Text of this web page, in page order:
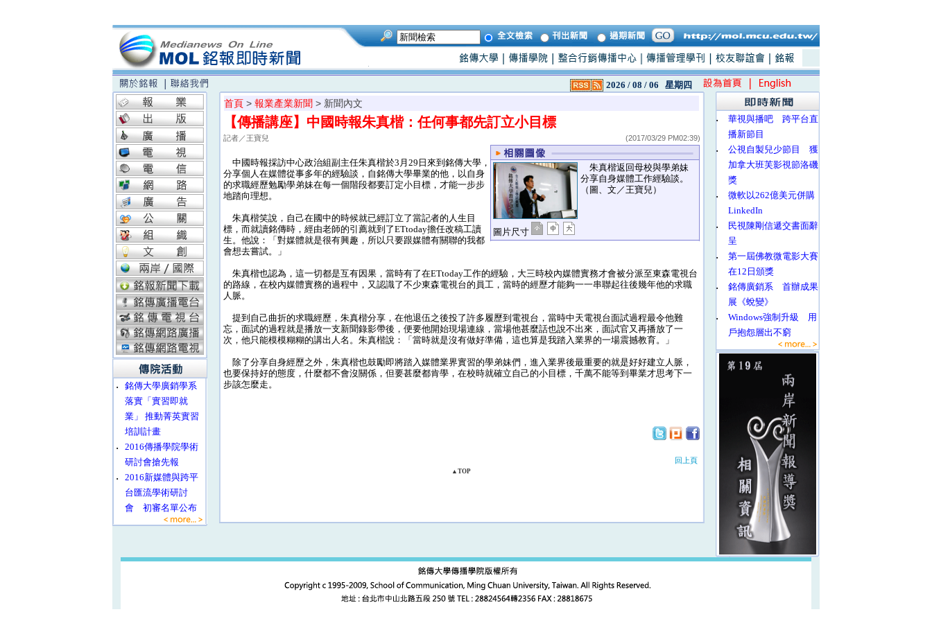
2026 / 08 / 06 星期四
‧
銘傳大學廣銷學系
落實「實習即就
業」 推動菁英實習
培訓計畫
‧
2016傳播學院學術
研討會搶先報
‧
2016新媒體與跨平
台匯流學術研討
會 初審名單公布
首頁 > 報業產業新聞 > 新聞內文
【傳播講座】中國時報朱真楷：任何事都先訂立小目標
記者／王寶兒 (2017/03/29 PM02:39)
朱真楷返回母校與學弟妹
分享自身媒體工作經驗談。
（圖、文／王寶兒）
圖片尺寸
中國時報採訪中心政治組副主任朱真楷於3月29日來到銘傳大學，
分享個人在媒體從事多年的經驗談，自銘傳大學畢業的他，以自身
的求職經歷勉勵學弟妹在每一個階段都要訂定小目標，才能一步步
地踏向理想。
朱真楷笑說，自己在國中的時候就已經訂立了當記者的人生目
標，而就讀銘傳時，經由老師的引薦就到了ETtoday擔任改稿工讀
生。他說：「對媒體就是很有興趣，所以只要跟媒體有關聯的我都
會想去嘗試。」
朱真楷也認為，這一切都是互有因果，當時有了在ETtoday工作的經驗，大三時校內媒體實務才會被分派至東森電視台
的路線，在校內媒體實務的過程中，又認識了不少東森電視台的員工，當時的經歷才能夠一一串聯起往後幾年他的求職
人脈。
提到自己曲折的求職經歷，朱真楷分享，在他退伍之後投了許多履歷到電視台，當時中天電視台面試過程最令他難
忘，面試的過程就是播放一支新聞錄影帶後，便要他開始現場連線，當場他甚麼話也說不出來，面試官又再播放了一
次，他只能模模糊糊的講出人名。朱真楷說：「當時就是沒有做好準備，這也算是我踏入業界的一場震撼教育。」
除了分享自身經歷之外，朱真楷也鼓勵即將踏入媒體業界實習的學弟妹們，進入業界後最重要的就是好好建立人脈，
也要保持好的態度，什麼都不會沒關係，但要甚麼都肯學，在校時就確立自己的小目標，千萬不能等到畢業才思考下一
步該怎麼走。
回上頁
▲TOP
‧
華視與播吧 跨平台直
播新節目
‧
公視自製兒少節目 獲
加拿大班芙影視節洛磯
獎
‧
微軟以262億美元併購
LinkedIn
‧
民視陳剛信遞交書面辭
呈
‧
第一屆佛教微電影大賽
在12日頒獎
‧
銘傳廣銷系 首辦成果
展《蛻變》
‧
Windows強制升級 用
戶抱怨層出不窮